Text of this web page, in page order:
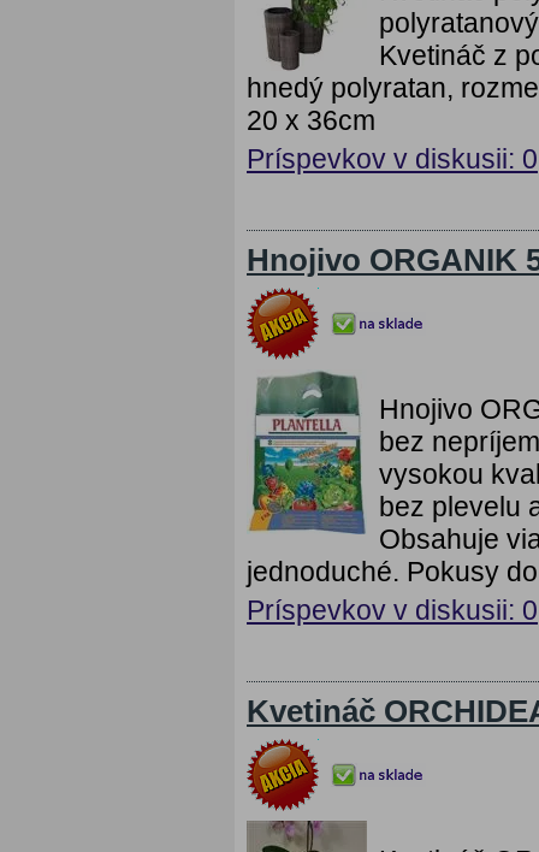
Kvetináč z
hnedý polyratan,
20 x 36cm
Príspevkov v diskusii: 0
Hnojivo ORGANIK
Hnojivo
bez
vysokou
bez plevelu
Obsahuje
jednoduché. Pokusy
Príspevkov v diskusii: 0
Kvetináč